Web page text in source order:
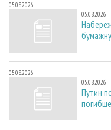
05.08.2026
05.08.2026
05.08.2026
05.08.2026
Путин